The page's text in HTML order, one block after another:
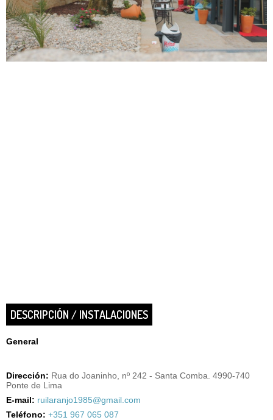
DESCRIPCIÓN / INSTALACIONES
General
Dirección: Rua do Joaninho, nº 242 - Santa Comba. 4990-740
Ponte de Lima
E-mail: ruilaranjo1985@gmail.com
Teléfono: +351 967 065 087